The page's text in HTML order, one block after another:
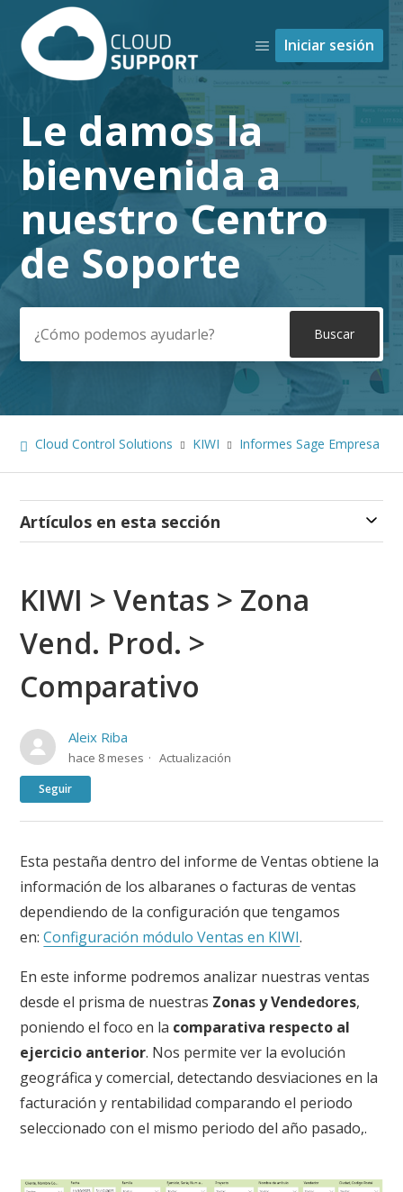
Iniciar sesión
Búsqueda
Le damos la
bienvenida a
nuestro Centro
de Soporte
Cloud Control Solutions KIWI Informes Sage Empresa
Artículos en esta sección
KIWI > Ventas > Zona
Vend. Prod. >
Comparativo
Aleix Riba
hace 8 meses Actualización
Seguir
Esta pestaña dentro del informe de Ventas obtiene la
información de los albaranes o facturas de ventas
dependiendo de la configuración que tengamos
en:Configuración módulo Ventas en KIWI.
En este informe podremos analizar nuestras ventas
desde el prisma de nuestras Zonas y Vendedores,
poniendo el foco en la comparativa respecto al
ejercicio anterior. Nos permite ver la evolución
geográfica y comercial, detectando desviaciones en la
facturación y rentabilidad comparando el periodo
seleccionado con el mismo periodo del año pasado,.